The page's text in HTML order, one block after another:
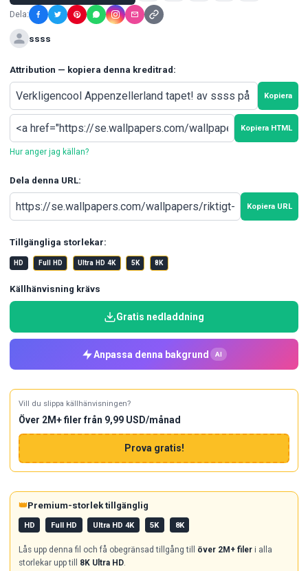
Dela:
ssss
Attribution — kopiera denna kreditrad:
Kopiera
Kopiera HTML
Hur anger jag källan?
Dela denna URL:
Kopiera URL
Tillgängliga storlekar:
HD Full HD Ultra HD 4K 5K 8K
Källhänvisning krävs
Gratis nedladdning
Anpassa denna bakgrund AI
Vill du slippa källhänvisningen?
Över 2M+ filer från 9,99 USD/månad
Prova gratis!
👑Premium-storlek tillgänglig
HD Full HD Ultra HD 4K 5K 8K
Lås upp denna fil och få obegränsad tillgång till över 2M+ fileri alla
storlekar upp till 8K Ultra HD.